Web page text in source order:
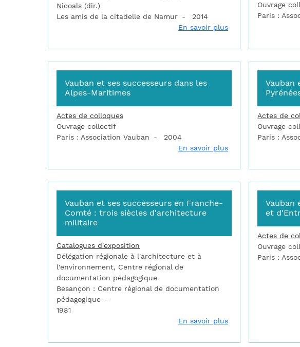
Nicoals (dir.)
Les amis de la citadelle de Namur
2014
En savoir plussur L'influence de
Ouvrage
Paris :
Vauban et ses successeurs dans les
Alpes-Maritimes
Actes de colloques
Ouvrage collectif
Paris : Association Vauban
2004
En savoir plussur Vauban et ses
Vauban
Actes de
Ouvrage
Paris :
Vauban et ses successeurs en Franche-
Comté : trois siècles d'architecture
militaire
Catalogues d'exposition
Délégation régionale à l'architecture et à
l'environnement, Centre régional de
documentation pédagogique
Besançon : Centre régional de documentation
pédagogique
1981
En savoir plussur Vauban et ses
Vauban
et
Actes de
Ouvrage
Paris :